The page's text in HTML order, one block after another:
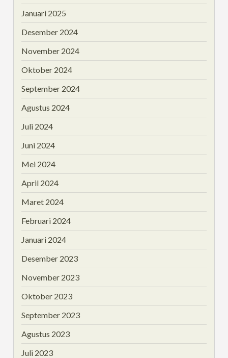
Januari 2025
Desember 2024
November 2024
Oktober 2024
September 2024
Agustus 2024
Juli 2024
Juni 2024
Mei 2024
April 2024
Maret 2024
Februari 2024
Januari 2024
Desember 2023
November 2023
Oktober 2023
September 2023
Agustus 2023
Juli 2023